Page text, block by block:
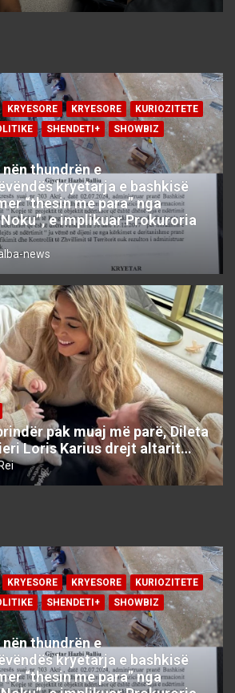
KRYESORE KRYESORE
KURIOZITETE
SHENDETI+
SHOWBIZ
thundrën e
kryetarja e bashkisë
“thesin me para” nga
e implikuar Prokuroria
news
pak muaj më parë, Dileta
Loris Karius drejt altarit…
Rei
KRYESORE KRYESORE
KURIOZITETE
SHENDETI+
SHOWBIZ
thundrën e
kryetarja e bashkisë
“thesin me para” nga